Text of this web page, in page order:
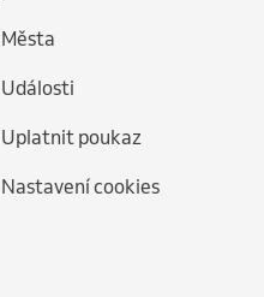
Města
Události
Uplatnit poukaz
Nastavení cookies